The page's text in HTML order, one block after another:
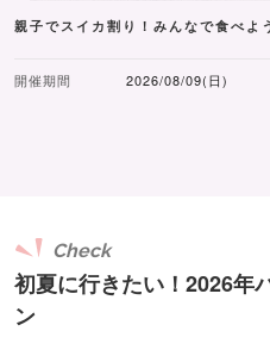
親子でスイカ割り！みんなで食べよ
開催期間 2026/08/09(日)
初夏に行きたい！2026年
ン
Check